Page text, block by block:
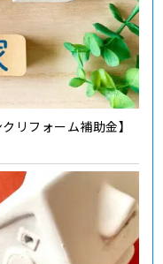
リフォーム補助金】